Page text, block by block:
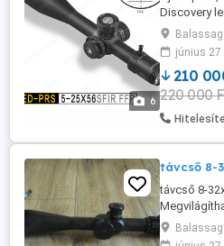
6
Discovery
képviseli!
még a Gen
üvegből
méret -FFP
-ki-be ...
június 27
210
220 000
távcső 8-
távcső 8-
-alig